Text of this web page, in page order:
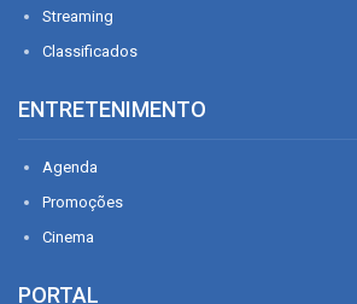
Streaming
Classificados
ENTRETENIMENTO
Agenda
Promoções
Cinema
PORTAL